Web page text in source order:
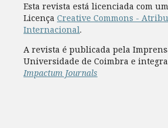
Esta revista está licenciada com
Licença Creative Commons -
Internacional.
A revista é publicada pela
Universidade de Coimbra e integra
Impactum Journals